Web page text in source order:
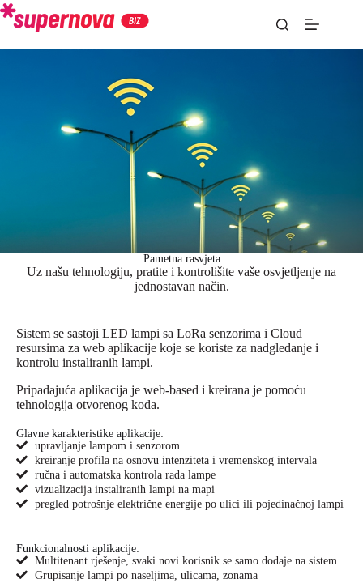
Pametna rasvjeta
Uz našu tehnologiju, pratite i kontrolišite vaše osvjetljenje na
jednostavan način.
Sistem se sastoji LED lampi sa LoRa senzorima i Cloud
resursima za web aplikacije koje se koriste za nadgledanje i
kontrolu instaliranih lampi.
Pripadajuća aplikacija je web-based i kreirana je pomoću
tehnologija otvorenog koda.
Glavne karakteristike aplikacije:
upravljanje lampom i senzorom
kreiranje profila na osnovu intenziteta i vremenskog intervala
­ručna i automatska kontrola rada lampe
vizualizacija instaliranih lampi na mapi
pregled potrošnje električne energije po ulici ili pojedinačnoj lampi
Funkcionalnosti aplikacije:
Multitenant rješenje, svaki novi korisnik se samo dodaje na sistem
Grupisanje lampi po naseljima, ulicama, zonama